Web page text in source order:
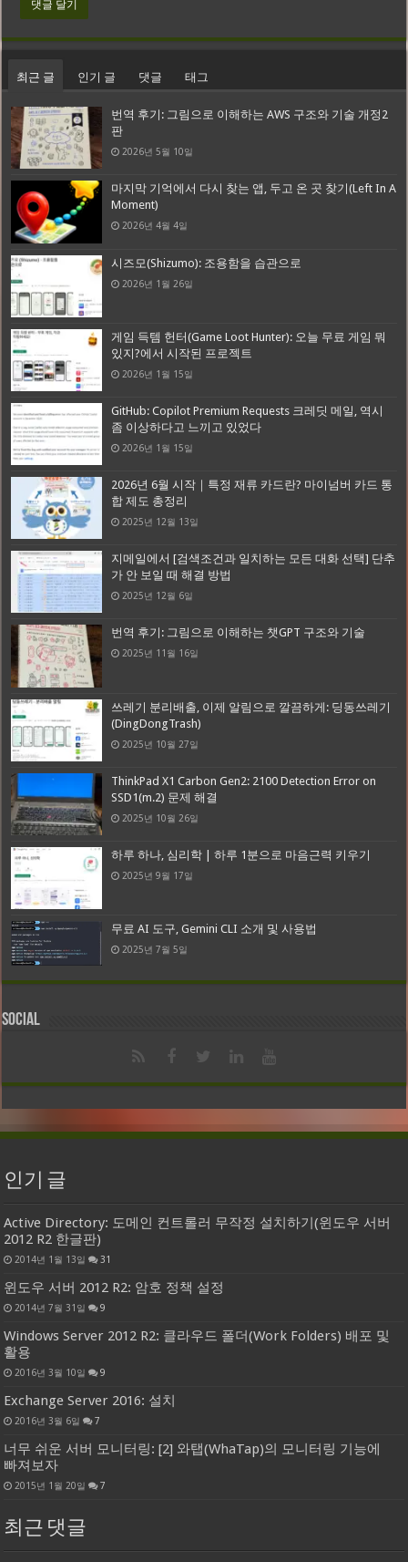
최근 글 인기 글 댓글 태그
번역 후기: 그림으로 이해하는 AWS 구조와 기술 개정2
판
2026년 5월 10일
마지막 기억에서 다시 찾는 앱, 두고 온 곳 찾기(Left In A
Moment)
2026년 4월 4일
시즈모(Shizumo): 조용함을 습관으로
2026년 1월 26일
게임 득템 헌터(Game Loot Hunter): 오늘 무료 게임 뭐
있지?에서 시작된 프로젝트
2026년 1월 15일
GitHub: Copilot Premium Requests 크레딧 메일, 역시
좀 이상하다고 느끼고 있었다
2026년 1월 15일
2026년 6월 시작｜특정 재류 카드란? 마이넘버 카드 통
합 제도 총정리
2025년 12월 13일
지메일에서 [검색조건과 일치하는 모든 대화 선택] 단추
가 안 보일 때 해결 방법
2025년 12월 6일
번역 후기: 그림으로 이해하는 챗GPT 구조와 기술
2025년 11월 16일
쓰레기 분리배출, 이제 알림으로 깔끔하게: 딩동쓰레기
(DingDongTrash)
2025년 10월 27일
ThinkPad X1 Carbon Gen2: 2100 Detection Error on
SSD1(m.2) 문제 해결
2025년 10월 26일
하루 하나, 심리학 | 하루 1분으로 마음근력 키우기
2025년 9월 17일
무료 AI 도구, Gemini CLI 소개 및 사용법
2025년 7월 5일
Social
인기 글
Active Directory: 도메인 컨트롤러 무작정 설치하기(윈도우 서버
2012 R2 한글판)
2014년 1월 13일 31
윈도우 서버 2012 R2: 암호 정책 설정
2014년 7월 31일 9
Windows Server 2012 R2: 클라우드 폴더(Work Folders) 배포 및
활용
2016년 3월 10일 9
Exchange Server 2016: 설치
2016년 3월 6일 7
너무 쉬운 서버 모니터링: [2] 와탭(WhaTap)의 모니터링 기능에
빠져보자
2015년 1월 20일 7
최근 댓글